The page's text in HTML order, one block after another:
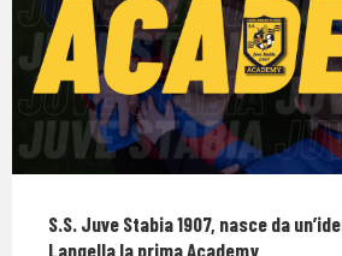
S.S. Juve Stabia 1907, nasce da
Langella la prima Academy